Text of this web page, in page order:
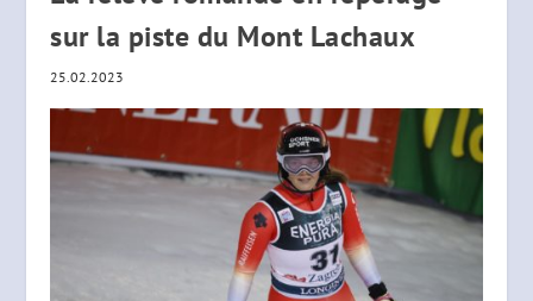
sur la piste du Mont Lachaux
25.02.2023